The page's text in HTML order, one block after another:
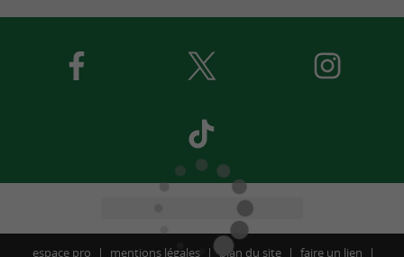
espace pro mentions légales plan du site faire un lien